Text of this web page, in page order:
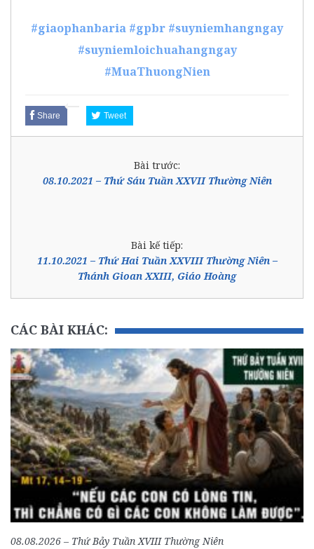
#giaophanbaria #gpbr #suyniemhangngay
#suyniemloichuahangngay
#MuaThuongNien
Share Tweet
Bài trước:
08.10.2021 – Thứ Sáu Tuần XXVII Thường Niên
Bài kế tiếp:
11.10.2021 – Thứ Hai Tuần XXVIII Thường Niên –
Thánh Gioan XXIII, Giáo Hoàng
CÁC BÀI KHÁC:
08.08.2026 – Thứ Bảy Tuần XVIII Thường Niên